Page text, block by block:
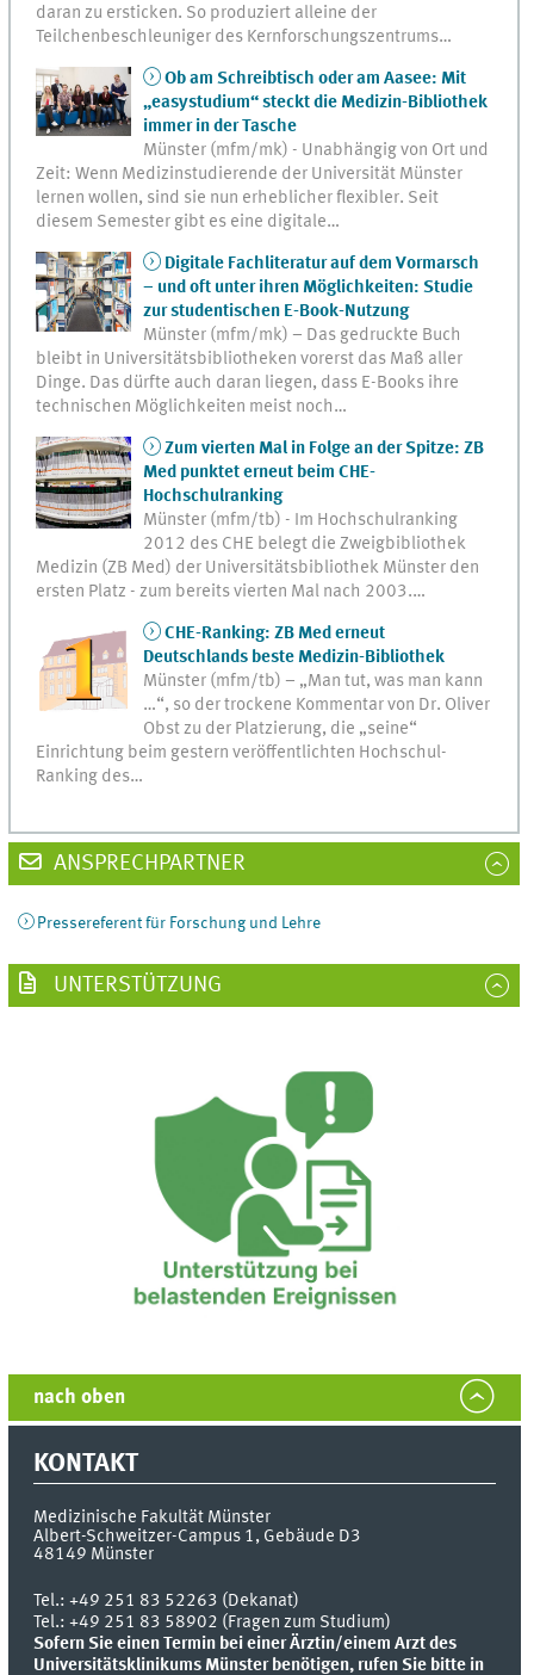
daran zu ersticken. So produziert alleine der
Teilchenbeschleuniger des Kernforschungszentrums…
Ob am Schreibtisch oder am Aasee: Mit
„easystudium“ steckt die Medizin-Bibliothek
immer in der Tasche
Münster (mfm/mk) - Unabhängig von Ort und
Zeit: Wenn Medizinstudierende der Universität Münster
lernen wollen, sind sie nun erheblicher flexibler. Seit
diesem Semester gibt es eine digitale…
Digitale Fachliteratur auf dem Vormarsch
– und oft unter ihren Möglichkeiten: Studie
zur studentischen E-Book-Nutzung
Münster (mfm/mk) – Das gedruckte Buch
bleibt in Universitätsbibliotheken vorerst das Maß aller
Dinge. Das dürfte auch daran liegen, dass E-Books ihre
technischen Möglichkeiten meist noch…
Zum vierten Mal in Folge an der Spitze: ZB
Med punktet erneut beim CHE-
Hochschulranking
Münster (mfm/tb) - Im Hochschulranking
2012 des CHE belegt die Zweigbibliothek
Medizin (ZB Med) der Universitätsbibliothek Münster den
ersten Platz - zum bereits vierten Mal nach 2003.…
CHE-Ranking: ZB Med erneut
Deutschlands beste Medizin-Bibliothek
Münster (mfm/tb) – „Man tut, was man kann
…“, so der trockene Kommentar von Dr. Oliver
Obst zu der Platzierung, die „seine“
Einrichtung beim gestern veröffentlichten Hochschul-
Ranking des…
ANSPRECHPARTNER
Pressereferent für Forschung und Lehre
UNTERSTÜTZUNG
nach oben
KONTAKT
Medizinische Fakultät Münster
Albert-Schweitzer-Campus 1, Gebäude D3
48149 Münster
Tel.:+49 251 83 52263 (Dekanat)
Tel.: +49 251 83 58902 (Fragen zum Studium)
Sofern Sie einen Termin bei einer Ärztin/einem Arzt des
Universitätsklinikums Münster benötigen, rufen Sie bitte in